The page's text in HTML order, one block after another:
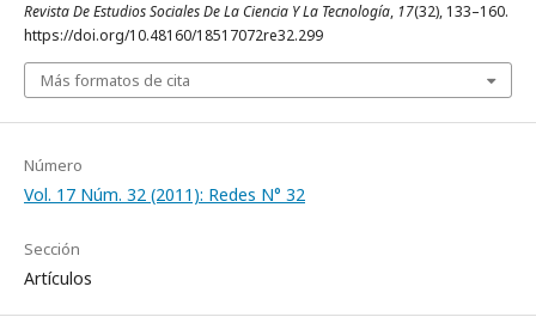
Revista De Estudios Sociales De La Ciencia Y La Tecnología, 17(32), 133–160.
https://doi.org/10.48160/18517072re32.299
Más formatos de cita
Número
Vol. 17 Núm. 32 (2011): Redes N° 32
Sección
Artículos